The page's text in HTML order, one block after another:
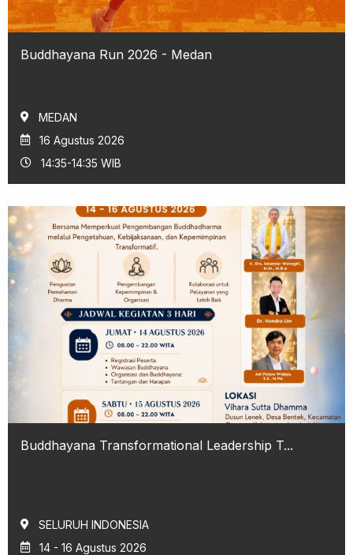
Buddhayana Run 2026 - Medan
MEDAN
16 Agustus 2026
14:35-14:35 WIB
Buddhayana Transformational Leadership T...
SELURUH INDONESIA
14 - 16 Agustus 2026